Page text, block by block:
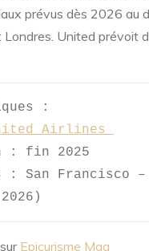
prévus dès 2026 au
United prévoit
:
Airlines
: fin 2025
: San Francisco
Epicurisme Mag